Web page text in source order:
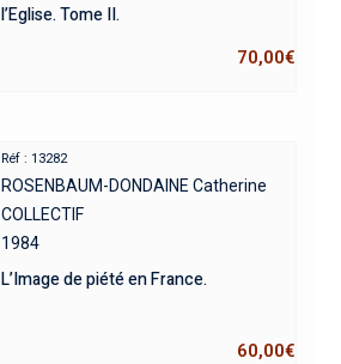
l’Eglise. Tome II.
70,00€
Réf : 13282
ROSENBAUM-DONDAINE Catherine
COLLECTIF
1984
L’Image de piété en France.
60,00€